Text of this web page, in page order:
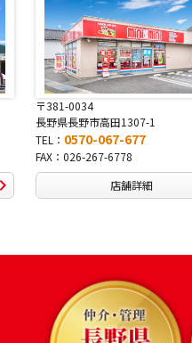
〒380-0822
長野県長野市大字鶴賀南千歳町
TEL： 0570-069-991
FAX：026-269-9992
店舗詳細